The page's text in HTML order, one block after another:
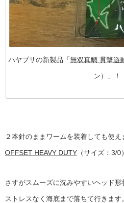
ハヤブサの新製品「無双真鯛 貫撃遊
ン） 」！
２本針のままワームを装着しても使
OFFSET HEAVY DUTY （サイズ：3/0
さすがスムーズに沈みやすいヘッド形
ストレスなく海底まで落ちて行きます。